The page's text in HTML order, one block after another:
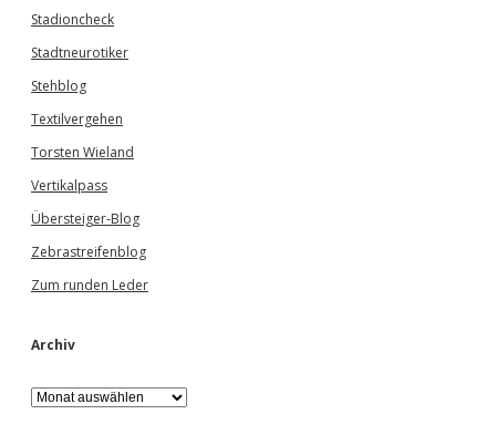
Stadioncheck
Stadtneurotiker
Stehblog
Textilvergehen
Torsten Wieland
Vertikalpass
Übersteiger-Blog
Zebrastreifenblog
Zum runden Leder
Archiv
A
r